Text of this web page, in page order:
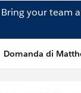
Bring your team
Domanda di